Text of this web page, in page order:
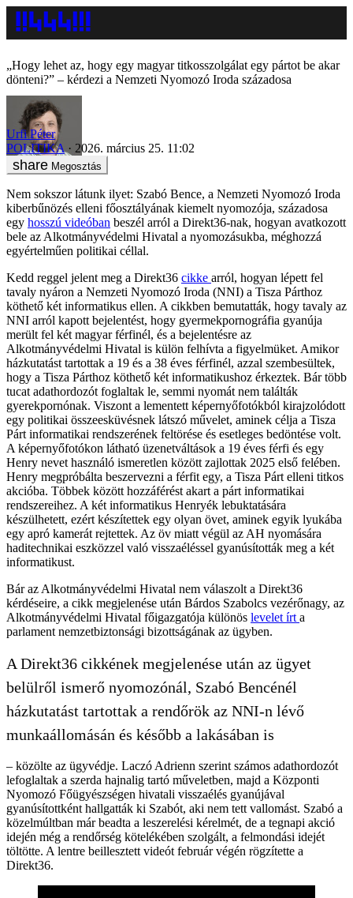
„Hogy lehet az, hogy egy magyar titkosszolgálat egy pártot be akar
dönteni?” – kérdezi a Nemzeti Nyomozó Iroda századosa
Urfi Péter
POLITIKA
2026. március 25. 11:02
Megosztás
Nem sokszor látunk ilyet: Szabó Bence, a Nemzeti Nyomozó Iroda
kiberbűnözés elleni főosztályának kiemelt nyomozója, századosa
egy hosszú videóban beszél arról a Direkt36-nak, hogyan avatkozott
bele az Alkotmányvédelmi Hivatal a nyomozásukba, méghozzá
egyértelműen politikai céllal.
Kedd reggel jelent meg a Direkt36 cikke arról, hogyan lépett fel
tavaly nyáron a Nemzeti Nyomozó Iroda (NNI) a Tisza Párthoz
köthető két informatikus ellen. A cikkben bemutatták, hogy tavaly az
NNI arról kapott bejelentést, hogy gyermekpornográfia gyanúja
merült fel két magyar férfinél, és a bejelentésre az
Alkotmányvédelmi Hivatal is külön felhívta a figyelmüket. Amikor
házkutatást tartottak a 19 és a 38 éves férfinél, azzal szembesültek,
hogy a Tisza Párthoz köthető két informatikushoz érkeztek. Bár több
tucat adathordozót foglaltak le, semmi nyomát nem találták
gyerekpornónak. Viszont a lementett képernyőfotókból kirajzolódott
egy politikai összeesküvésnek látszó művelet, aminek célja a Tisza
Párt informatikai rendszerének feltörése és esetleges bedöntése volt.
A képernyőfotókon látható üzenetváltások a 19 éves férfi és egy
Henry nevet használó ismeretlen között zajlottak 2025 első felében.
Henry megpróbálta beszervezni a férfit egy, a Tisza Párt elleni titkos
akcióba. Többek között hozzáférést akart a párt informatikai
rendszereihez. A két informatikus Henryék lebuktatására
készülhetett, ezért készítettek egy olyan övet, aminek egyik lyukába
egy apró kamerát rejtettek. Az öv miatt végül az AH nyomására
haditechnikai eszközzel való visszaéléssel gyanúsították meg a két
informatikust.
Bár az Alkotmányvédelmi Hivatal nem válaszolt a Direkt36
kérdéseire, a cikk megjelenése után Bárdos Szabolcs vezérőnagy, az
Alkotmányvédelmi Hivatal főigazgatója különös levelet írt a
parlament nemzetbiztonsági bizottságának az ügyben.
A Direkt36 cikkének megjelenése után az ügyet
belülről ismerő nyomozónál, Szabó Bencénél
házkutatást tartottak a rendőrök az NNI-n lévő
munkaállomásán és később a lakásában is
– közölte az ügyvédje. Laczó Adrienn szerint számos adathordozót
lefoglaltak a szerda hajnalig tartó műveletben, majd a Központi
Nyomozó Főügyészségen hivatali visszaélés gyanújával
gyanúsítottként hallgatták ki Szabót, aki nem tett vallomást. Szabó a
közelmúltban már beadta a leszerelési kérelmét, de a tegnapi akció
idején még a rendőrség kötelékében szolgált, a felmondási idejét
töltötte. A lentre beillesztett videót február végén rögzítette a
Direkt36.